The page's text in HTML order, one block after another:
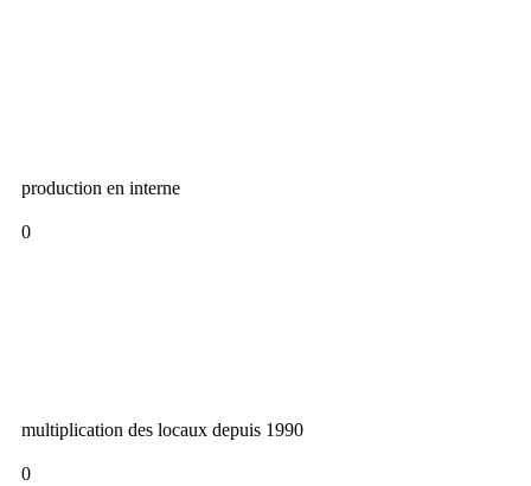
production en interne
0
multiplication des locaux depuis 1990
0